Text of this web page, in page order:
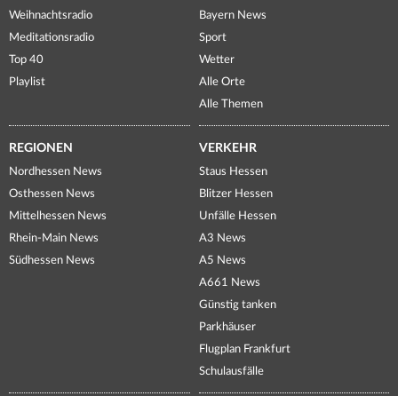
Weihnachtsradio
Meditationsradio
Top 40
Playlist
Bayern News
Sport
Wetter
Alle Orte
Alle Themen
REGIONEN
Nordhessen News
Osthessen News
Mittelhessen News
Rhein-Main News
Südhessen News
VERKEHR
Staus Hessen
Blitzer Hessen
Unfälle Hessen
A3 News
A5 News
A661 News
Günstig tanken
Parkhäuser
Flugplan Frankfurt
Schulausfälle